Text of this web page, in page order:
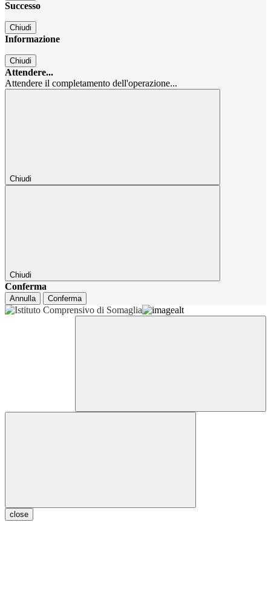
Successo
Chiudi
Informazione
Chiudi
Attendere...
Attendere il completamento dell'operazione...
Chiudi
Chiudi
Conferma
Annulla Conferma
close